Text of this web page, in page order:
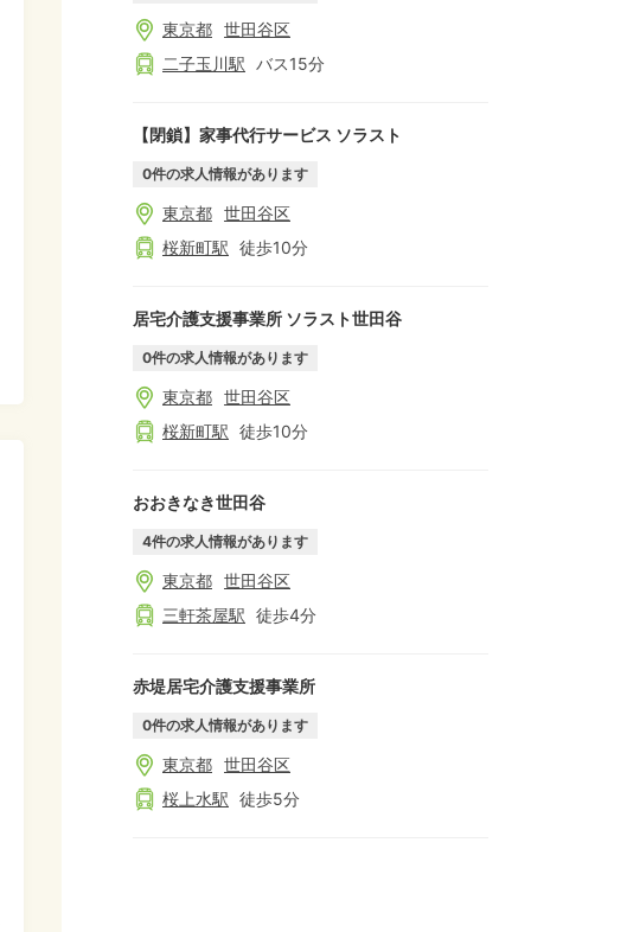
東京都 世田谷区
二子玉川駅 バス15分
【閉鎖】家事代行サービス ソラスト
0件の求人情報があります
東京都 世田谷区
桜新町駅 徒歩10分
居宅介護支援事業所 ソラスト世田谷
0件の求人情報があります
東京都 世田谷区
桜新町駅 徒歩10分
おおきなき世田谷
4件の求人情報があります
東京都 世田谷区
三軒茶屋駅 徒歩4分
赤堤居宅介護支援事業所
0件の求人情報があります
東京都 世田谷区
桜上水駅 徒歩5分